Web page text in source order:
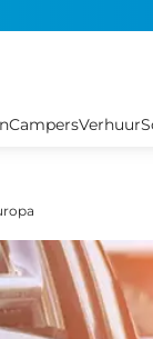
CampersVerhuur